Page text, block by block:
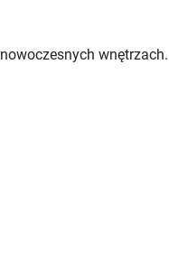
wnętrzach.